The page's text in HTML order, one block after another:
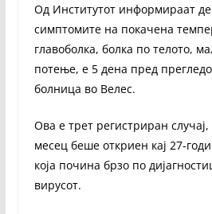
Од Институтот информираат
симптомите на покачена
главоболка, болка по телото,
потење, е 5 дена пред
болница во Велес.
Ова е трет регистриран
месец беше откриен кај 27-
која почина брзо по
вирусот.